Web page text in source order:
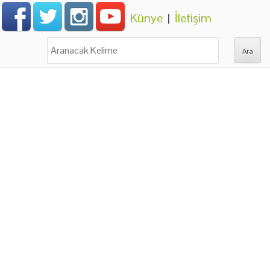
Künye | İletişim